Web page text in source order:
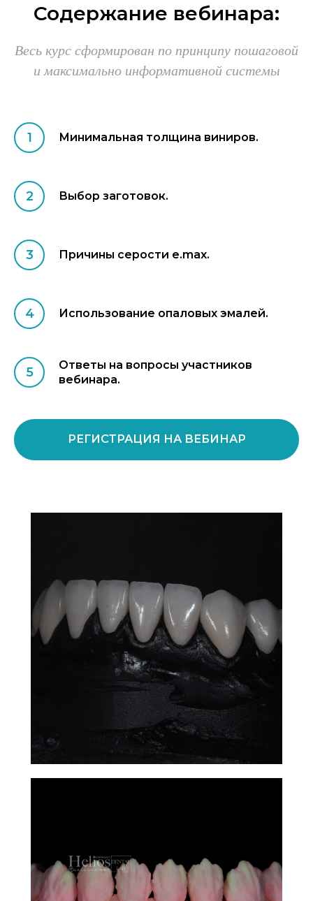
Содержание вебинара:
Весь курс сформирован по принципу пошаговой
и максимально информативной системы
Минимальная толщина виниров.
Выбор заготовок.
Причины серости e.max.
Использование опаловых эмалей.
Ответы на вопросы участников
вебинара.
РЕГИСТРАЦИЯ НА ВЕБИНАР